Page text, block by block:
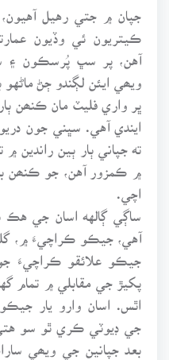
جپان ۾ جتي رهيل
ڪيتريون ئي وڏيون
آهن، پر سڀ پُرسڪون ۽
ويھي ايئن لڳندو ڄڻ
ڀر واري فليٽ مان ڪنھن
ايندي آهي. سڀني جون
۾ ڪمزور آهن، جو ڪنھن
اچي.
ساڳي ڳالهه اسان جي
آهي، جيڪو ڪراچيءَ ۾،
جيڪو علائقو ڪراچيءَ
پکيڙ جي مقابلي ۾ تمام
اٿس. اسان وارو يار
جي ڊيوٽي ڪري ٿو سو هتي
بعد جپانين جي ويھي